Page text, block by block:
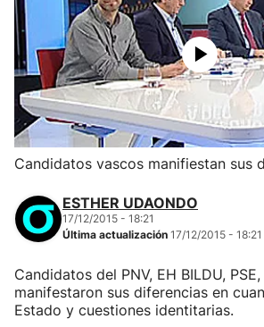
Candidatos vascos manifiestan sus
ESTHER UDAONDO
17/12/2015 - 18:21
Última actualización 17/12/2015 - 18:21
Candidatos del PNV, EH BILDU,
manifestaron sus diferencias en
Estado y cuestiones identitarias.